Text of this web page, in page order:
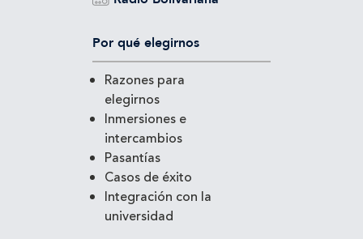
Por qué elegirnos
Razones para
elegirnos
Inmersiones e
intercambios
Pasantías
Casos de éxito
Integración con la
universidad